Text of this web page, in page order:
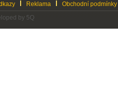
Reklama
Obchodní podmínky
by 5Q